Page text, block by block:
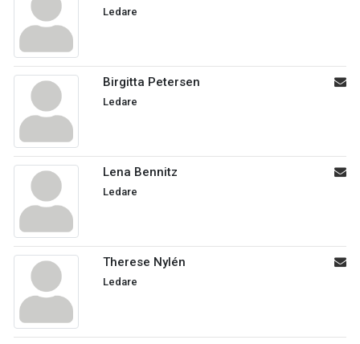
Ledare
Birgitta Petersen
Ledare
Lena Bennitz
Ledare
Therese Nylén
Ledare